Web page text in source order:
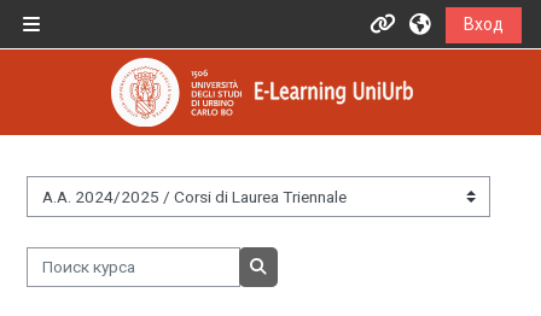
Informazioni
Informazioni generali
Istruzioni per docenti
Вход
Категории курсов
Поиск курса
Поиск курса